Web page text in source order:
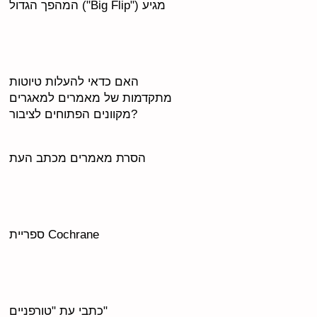
המהפך הגדול ("Big Flip") מגיע
האם כדאי להעלות טיוטות
מתקדמות של מאמרים למאגרים
מקוונים הפתוחים לציבור?
הסרת מאמרים מכתב העת
ספריית Cochrane
כתבי עת "טורפניים"